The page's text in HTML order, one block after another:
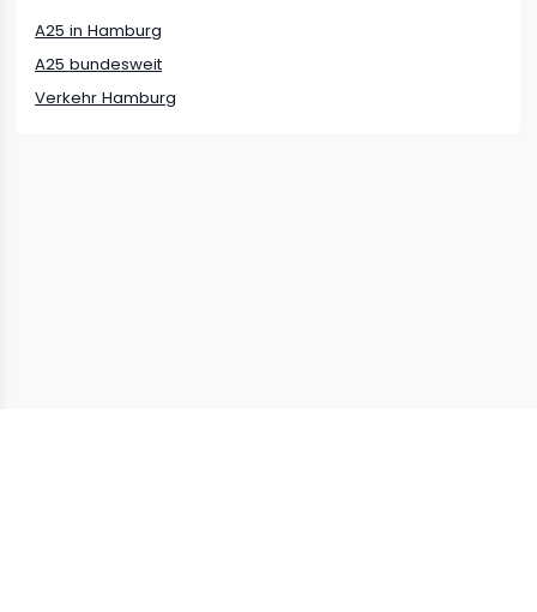
A25 in Hamburg
A25 bundesweit
Verkehr Hamburg